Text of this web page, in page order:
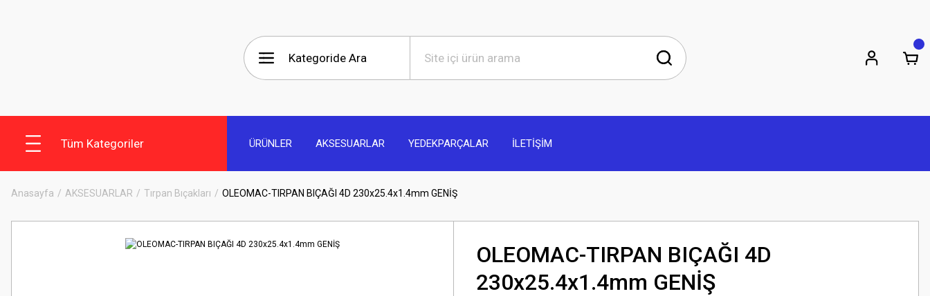
Tüm Kategoriler ÜRÜNLER AKSESUARLAR YEDEKPARÇALAR İLETİŞİM
Anasayfa AKSESUARLAR Tırpan Bıçakları OLEOMAC-TIRPAN BIÇAĞI 4D 230x25.4x1.4mm GENİŞ
OLEOMAC-TIRPAN BIÇAĞI 4D
230x25.4x1.4mm GENİŞ